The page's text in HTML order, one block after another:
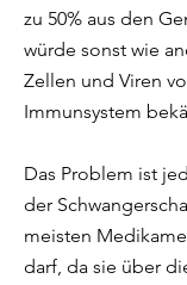
zu 50% aus den
würde sonst wie
Zellen und Viren
Immunsystem
Das Problem ist
der
meisten
darf, da sie über